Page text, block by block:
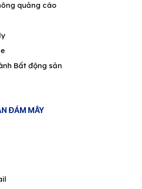
quảng cáo
Bất động sản
ĐÁM MÂY